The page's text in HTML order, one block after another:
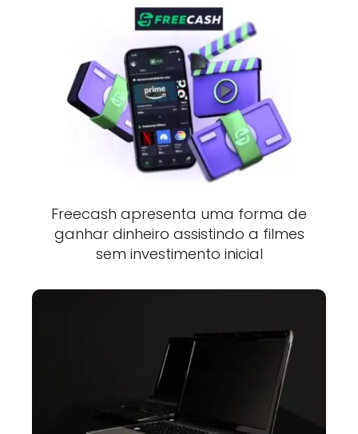
Freecash apresenta uma forma de
ganhar dinheiro assistindo a filmes
sem investimento inicial